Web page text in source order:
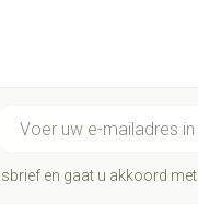
en gaat u akkoord